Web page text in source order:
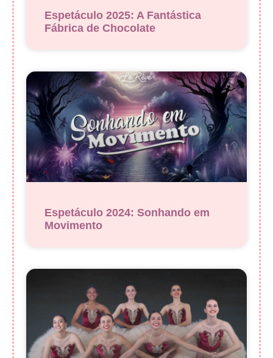
Espetáculo 2025: A Fantástica
Fábrica de Chocolate
Espetáculo 2024: Sonhando em
Movimento